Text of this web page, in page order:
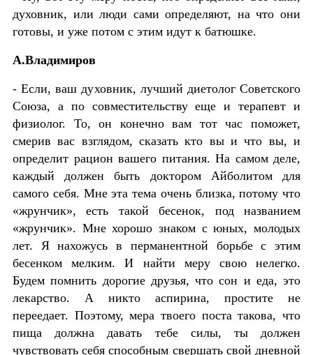
духовник, или люди сами определяют, на что они
готовы, и уже потом с этим идут к батюшке.
А.Владимиров
- Если, ваш духовник, лучший диетолог Советского
Союза, а по совместительству еще и терапевт и
физиолог. То, он конечно вам тот час поможет,
смерив вас взглядом, сказать кто вы и что вы, и
определит рацион вашего питания. На самом деле,
каждый должен быть доктором Айболитом для
самого себя. Мне эта тема очень близка, потому что
«жрунчик», есть такой бесенок, под названием
«жрунчик». Мне хорошо знаком с юных, молодых
лет. Я нахожусь в перманентной борьбе с этим
бесенком мелким. И найти меру свою нелегко.
Будем помнить дорогие друзья, что сон и еда, это
лекарство. А никто аспирина, простите не
переедает. Поэтому, мера твоего поста такова, что
пища должна давать тебе силы, ты должен
чувствовать себя способным свершать свой дневной